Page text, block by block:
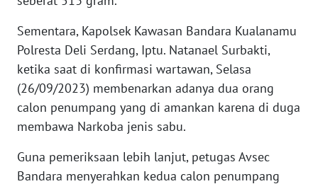
Sementara, Kapolsek Kawasan Bandara Kualanamu
Polresta Deli Serdang, Iptu. Natanael Surbakti,
ketika saat di konfirmasi wartawan, Selasa
(26/09/2023) membenarkan adanya dua orang
calon penumpang yang di amankan karena di duga
membawa Narkoba jenis sabu.
Guna pemeriksaan lebih lanjut, petugas Avsec
Bandara menyerahkan kedua calon penumpang
WN
WN
BENGKULU
WN
LAMPUNG
WN
JATENG